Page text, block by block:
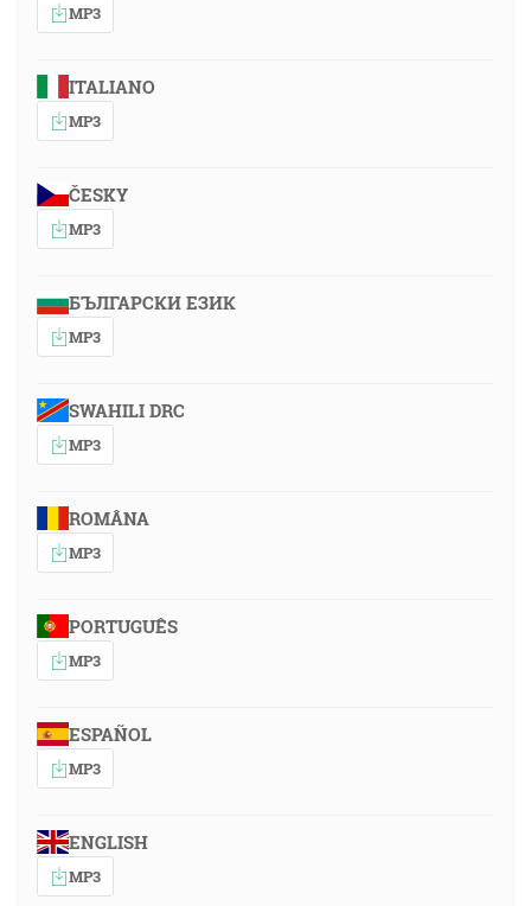
MP3
ITALIANO
MP3
ČESKY
MP3
БЪЛГАРСКИ ЕЗИК
MP3
SWAHILI DRC
MP3
ROMÂNA
MP3
PORTUGUÊS
MP3
ESPAÑOL
MP3
ENGLISH
MP3